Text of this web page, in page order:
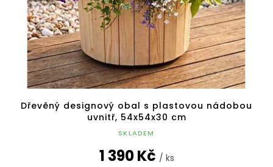
Dřevěný designový obal s plastovou nádobou
uvnitř, 54x54x30 cm
SKLADEM
1 390 Kč / ks